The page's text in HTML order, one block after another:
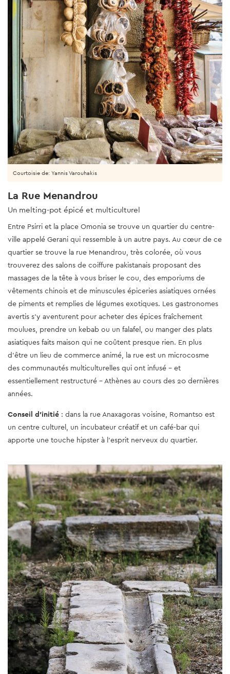
La Rue Menandrou
Un melting-pot épicé et multiculturel
Entre Psirri et la place Omonia se trouve un quartier du centre-
ville appelé Gerani qui ressemble à un autre pays. Au cœur de ce
quartier se trouve la rue Menandrou, très colorée, où vous
trouverez des salons de coiffure pakistanais proposant des
massages de la tête à vous briser le cou, des emporiums de
vêtements chinois et de minuscules épiceries asiatiques ornées
de piments et remplies de légumes exotiques. Les gastronomes
avertis s'y aventurent pour acheter des épices fraîchement
moulues, prendre un kebab ou un falafel, ou manger des plats
asiatiques faits maison qui ne coûtent presque rien. En plus
d'être un lieu de commerce animé, la rue est un microcosme
des communautés multiculturelles qui ont infusé - et
essentiellement restructuré - Athènes au cours des 20 dernières
années.
Conseil d'initié : dans la rue Anaxagoras voisine, Romantso est
un centre culturel, un incubateur créatif et un café-bar qui
apporte une touche hipster à l'esprit nerveux du quartier.
Courtoisie de: Yannis Varouhakis